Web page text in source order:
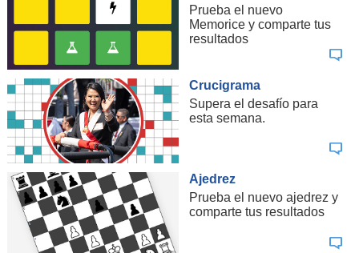
Prueba el nuevo
Memorice y comparte tus
resultados
Crucigrama
Supera el desafío para
esta semana.
Ajedrez
Prueba el nuevo ajedrez y
comparte tus resultados